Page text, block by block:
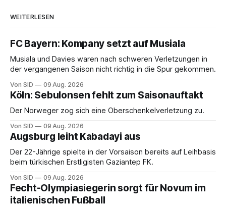
WEITERLESEN
FC Bayern: Kompany setzt auf Musiala
Musiala und Davies waren nach schweren Verletzungen in
der vergangenen Saison nicht richtig in die Spur gekommen.
Von SID 09 Aug. 2026
Köln: Sebulonsen fehlt zum Saisonauftakt
Der Norweger zog sich eine Oberschenkelverletzung zu.
Von SID 09 Aug. 2026
Augsburg leiht Kabadayi aus
Der 22-Jährige spielte in der Vorsaison bereits auf Leihbasis
beim türkischen Erstligisten Gaziantep FK.
Von SID 09 Aug. 2026
Fecht-Olympiasiegerin sorgt für Novum im
italienischen Fußball